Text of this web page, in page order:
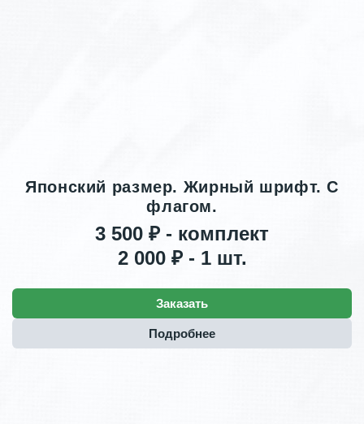
Японский размер. Жирный шрифт. С
флагом.
3 500 ₽ - комплект
2 000 ₽ - 1 шт.
Заказать
Подробнее